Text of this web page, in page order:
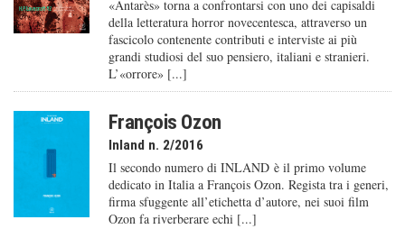
«Antarès» torna a confrontarsi con uno dei capisaldi
della letteratura horror novecentesca, attraverso un
fascicolo contenente contributi e interviste ai più
grandi studiosi del suo pensiero, italiani e stranieri.
L’«orrore» [...]
François Ozon
Inland n. 2/2016
Il secondo numero di INLAND è il primo volume
dedicato in Italia a François Ozon. Regista tra i generi,
firma sfuggente all’etichetta d’autore, nei suoi film
Ozon fa riverberare echi [...]